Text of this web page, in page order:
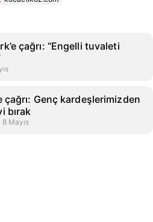
çağrı: “Engelli tuvaleti
çağrı: Genç kardeşlerimizden
bırak
8 Mayıs